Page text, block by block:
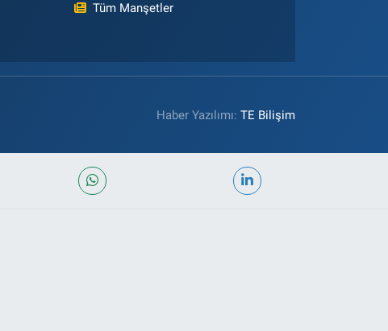
Tüm Manşetler
Haber Yazılımı:TE Bilişim